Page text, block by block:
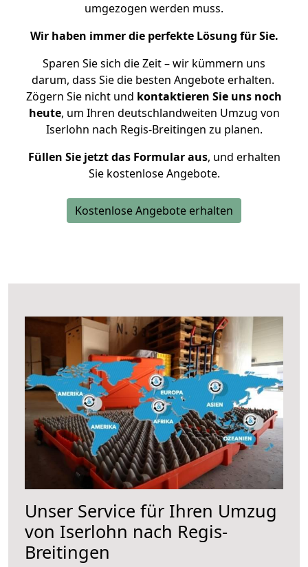
umgezogen werden muss.
Wir haben immer die perfekte Lösung für Sie.
Sparen Sie sich die Zeit – wir kümmern uns
darum, dass Sie die besten Angebote erhalten.
Zögern Sie nicht und kontaktieren Sie uns noch
heute, um Ihren deutschlandweiten Umzug von
Iserlohn nach Regis-Breitingen zu planen.
Füllen Sie jetzt das Formular aus, und erhalten
Sie kostenlose Angebote.
Kostenlose Angebote erhalten
Unser Service für Ihren Umzug
von Iserlohn nach Regis-
Breitingen